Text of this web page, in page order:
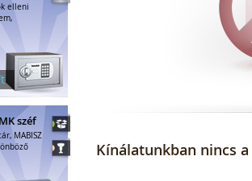
elleni
széf
MABISZ
Kínálatunkban nincs